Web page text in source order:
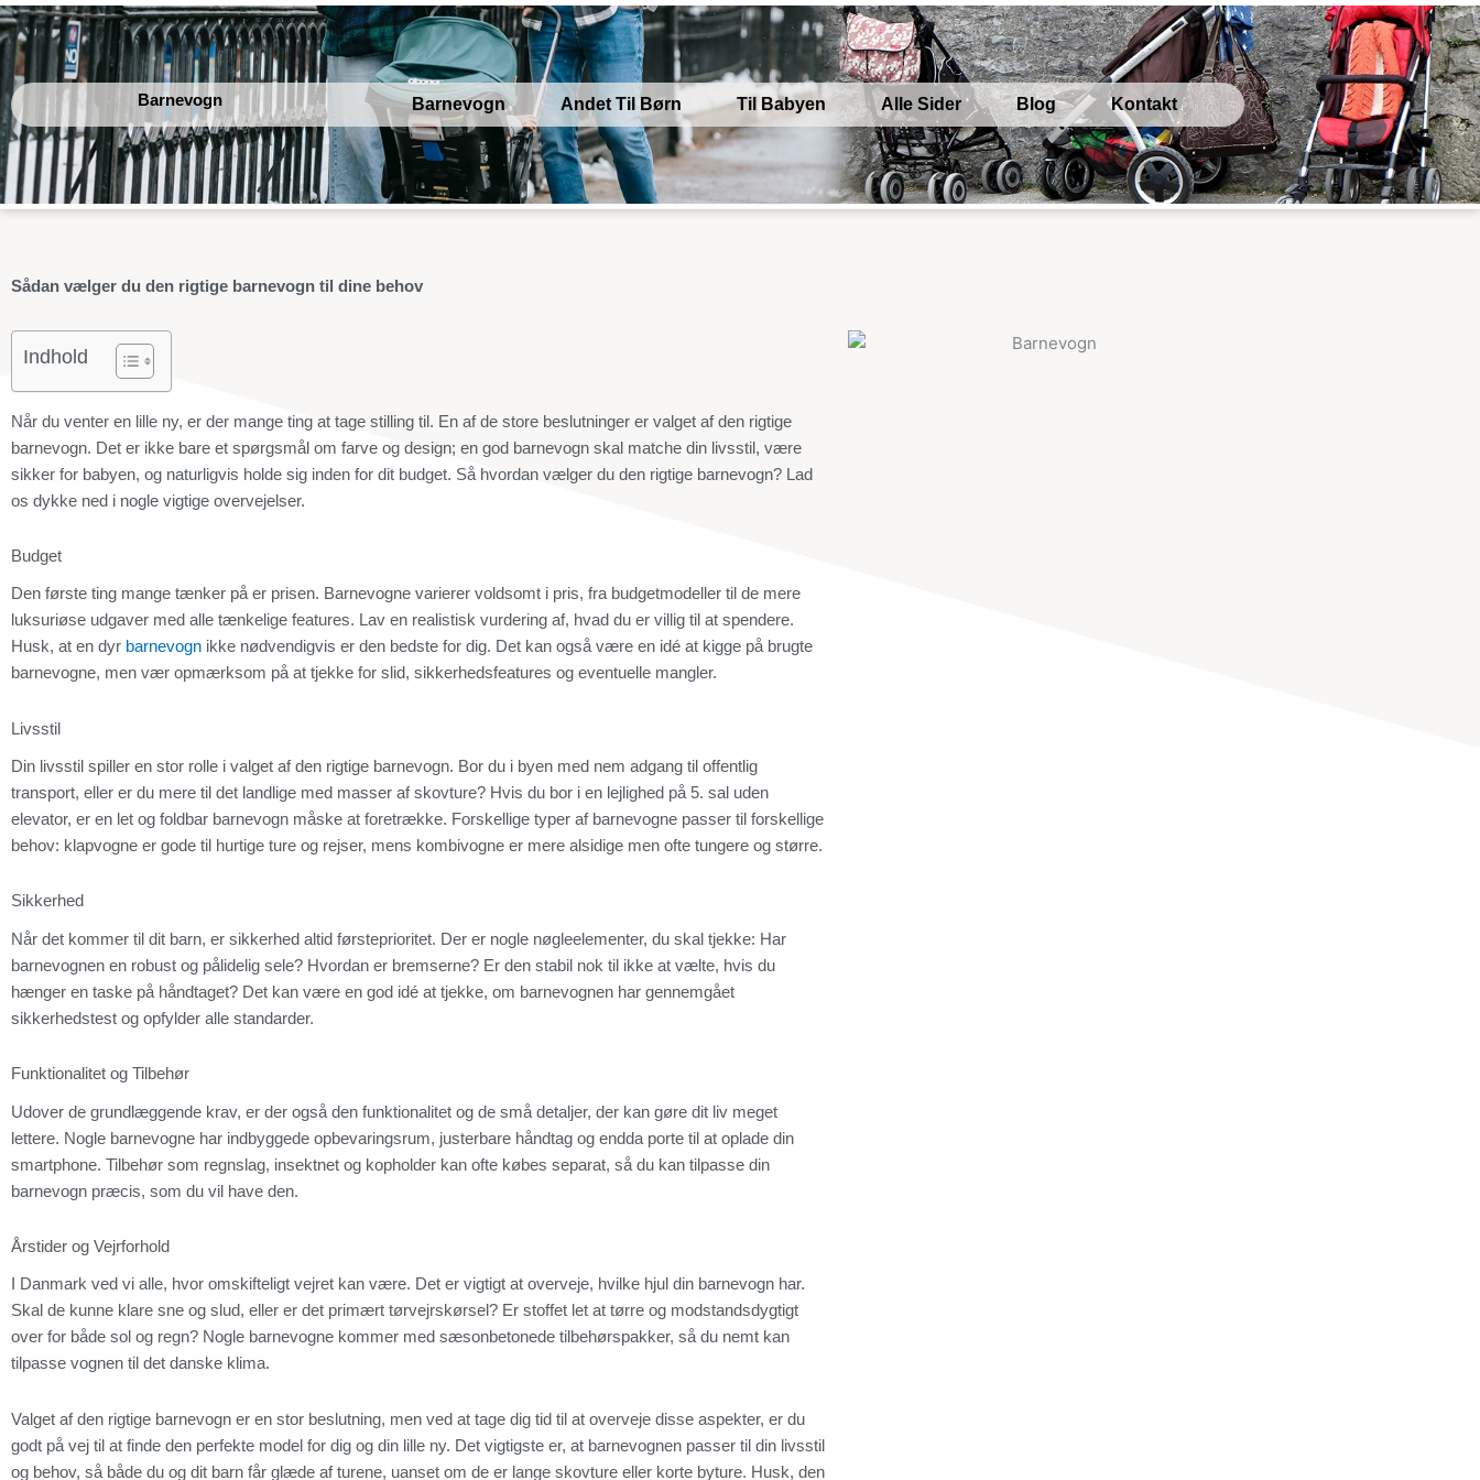
Gå
til
indholdet
Barnevogn Barnevogn Andet Til Børn Til Babyen Alle Sider Blog Kontakt
Sådan vælger du den rigtige barnevogn til dine behov
Indhold
Når du venter en lille ny, er der mange ting at tage stilling til. En af de store beslutninger er valget af den rigtige
barnevogn. Det er ikke bare et spørgsmål om farve og design; en god barnevogn skal matche din livsstil, være
sikker for babyen, og naturligvis holde sig inden for dit budget. Så hvordan vælger du den rigtige barnevogn? Lad
os dykke ned i nogle vigtige overvejelser.
Budget
Den første ting mange tænker på er prisen. Barnevogne varierer voldsomt i pris, fra budgetmodeller til de mere
luksuriøse udgaver med alle tænkelige features. Lav en realistisk vurdering af, hvad du er villig til at spendere.
Husk, at en dyr barnevogn ikke nødvendigvis er den bedste for dig. Det kan også være en idé at kigge på brugte
barnevogne, men vær opmærksom på at tjekke for slid, sikkerhedsfeatures og eventuelle mangler.
Livsstil
Din livsstil spiller en stor rolle i valget af den rigtige barnevogn. Bor du i byen med nem adgang til offentlig
transport, eller er du mere til det landlige med masser af skovture? Hvis du bor i en lejlighed på 5. sal uden
elevator, er en let og foldbar barnevogn måske at foretrække. Forskellige typer af barnevogne passer til forskellige
behov: klapvogne er gode til hurtige ture og rejser, mens kombivogne er mere alsidige men ofte tungere og større.
Sikkerhed
Når det kommer til dit barn, er sikkerhed altid førsteprioritet. Der er nogle nøgleelementer, du skal tjekke: Har
barnevognen en robust og pålidelig sele? Hvordan er bremserne? Er den stabil nok til ikke at vælte, hvis du
hænger en taske på håndtaget? Det kan være en god idé at tjekke, om barnevognen har gennemgået
sikkerhedstest og opfylder alle standarder.
Funktionalitet og Tilbehør
Udover de grundlæggende krav, er der også den funktionalitet og de små detaljer, der kan gøre dit liv meget
lettere. Nogle barnevogne har indbyggede opbevaringsrum, justerbare håndtag og endda porte til at oplade din
smartphone. Tilbehør som regnslag, insektnet og kopholder kan ofte købes separat, så du kan tilpasse din
barnevogn præcis, som du vil have den.
Årstider og Vejrforhold
I Danmark ved vi alle, hvor omskifteligt vejret kan være. Det er vigtigt at overveje, hvilke hjul din barnevogn har.
Skal de kunne klare sne og slud, eller er det primært tørvejrskørsel? Er stoffet let at tørre og modstandsdygtigt
over for både sol og regn? Nogle barnevogne kommer med sæsonbetonede tilbehørspakker, så du nemt kan
tilpasse vognen til det danske klima.
Valget af den rigtige barnevogn er en stor beslutning, men ved at tage dig tid til at overveje disse aspekter, er du
godt på vej til at finde den perfekte model for dig og din lille ny. Det vigtigste er, at barnevognen passer til din livsstil
og behov, så både du og dit barn får glæde af turene, uanset om de er lange skovture eller korte byture. Husk, den